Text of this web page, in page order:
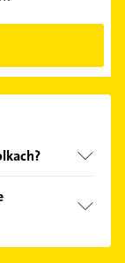
den
Sie sich
lassen.
.